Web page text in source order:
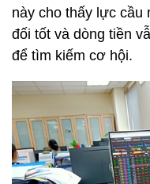
này cho thấy lực
đối tốt và dòng tiền
để tìm kiếm cơ hội.